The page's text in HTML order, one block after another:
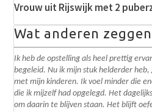
Vrouw uit Rijswijk met 2
Wat anderen
Ik heb de opstelling als heel prettig
begeleid. Nu ik mijn stuk helderder
met mijn kinderen. Ik voel minder die
die ik mijzelf had opgelegd.Het
om daarin te blijven staan. Het blijft